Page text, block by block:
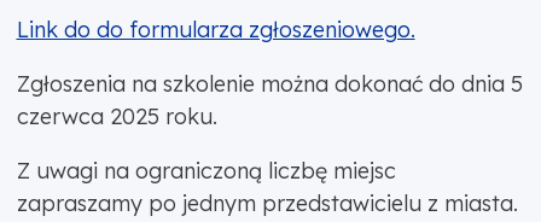
Link do do formularza zgłoszeniowego.
Zgłoszenia na szkolenie można dokonać do dnia 5
czerwca 2025 roku.
Z uwagi na ograniczoną liczbę miejsc
zapraszamy po jednym przedstawicielu z miasta.